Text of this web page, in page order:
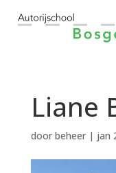
Liane
door beheer| jan